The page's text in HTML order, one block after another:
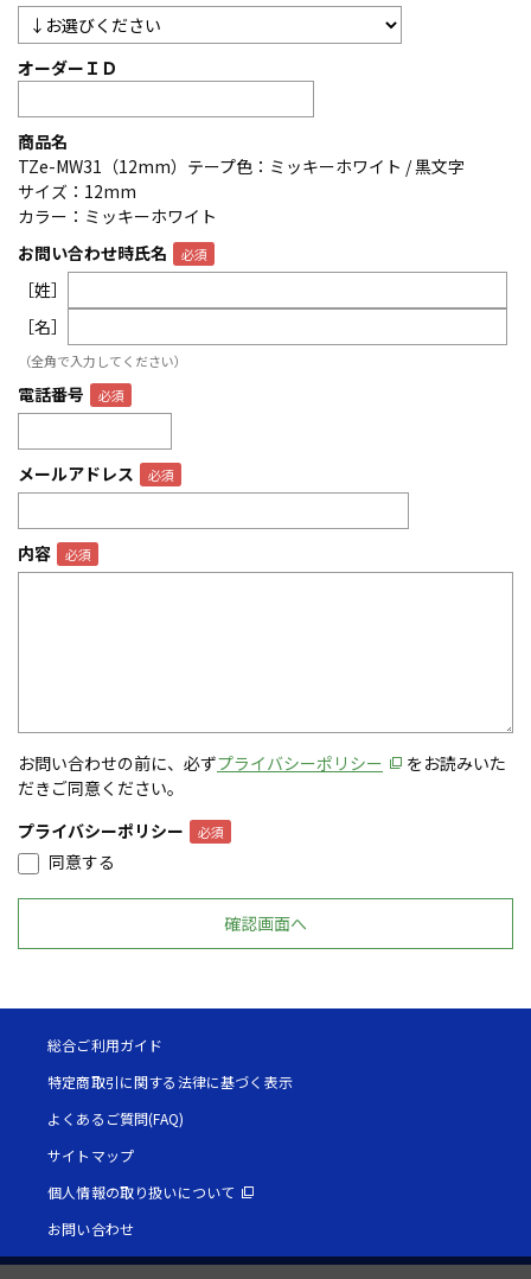
オーダーＩＤ
商品名
TZe-MW31（12mm）テープ色：ミッキーホワイト / 黒文字
サイズ：12mm
カラー：ミッキーホワイト
お問い合わせ時氏名
［姓］
［名］
（全角で入力してください）
電話番号
メールアドレス
内容
お問い合わせの前に、必ずプライバシーポリシー
をお読みいた
だきご同意ください。
プライバシーポリシー
同意する
総合ご利用ガイド
特定商取引に関する法律に基づく表示
よくあるご質問(FAQ)
サイトマップ
個人情報の取り扱いについて
お問い合わせ